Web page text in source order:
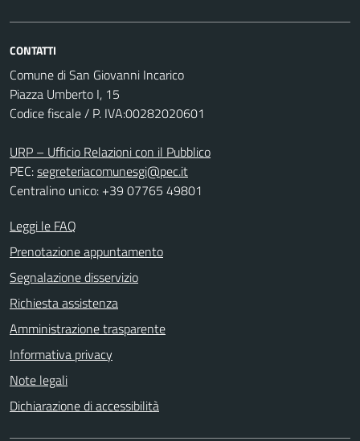
CONTATTI
Comune di San Giovanni Incarico
Piazza Umberto I, 15
Codice fiscale / P. IVA:00282020601
URP – Ufficio Relazioni con il Pubblico
PEC:segreteriacomunesgi@pec.it
Centralino unico: +39 07765 49801
Leggi le FAQ
Prenotazione appuntamento
Segnalazione disservizio
Richiesta assistenza
Amministrazione trasparente
Informativa privacy
Note legali
Dichiarazione di accessibilità